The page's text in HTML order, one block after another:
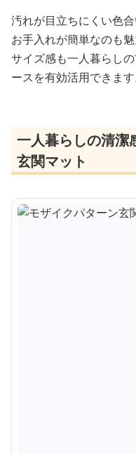
汚れが目立ちにくい色
お手入れが簡単なのも魅
サイズ感も一人暮らし
ースを有効活用できます
一人暮らしの清潔
玄関マット